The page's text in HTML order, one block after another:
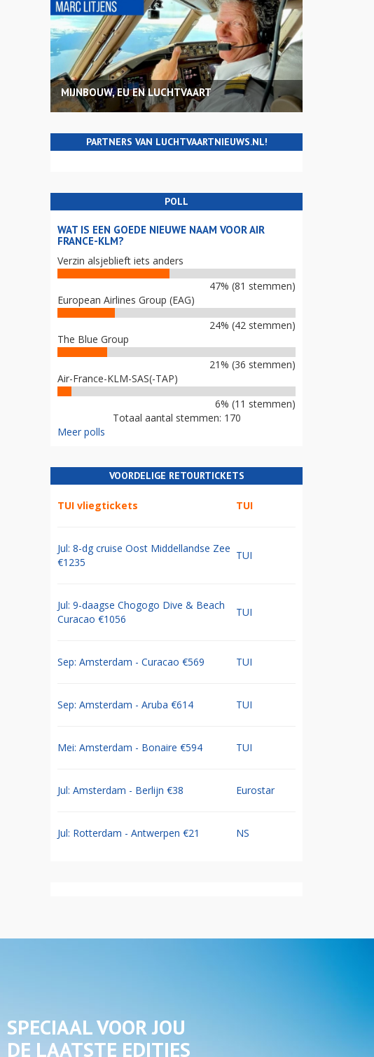
MIJNBOUW, EU EN LUCHTVAART
PARTNERS VAN LUCHTVAARTNIEUWS.NL!
POLL
WAT IS EEN GOEDE NIEUWE NAAM VOOR AIR
FRANCE-KLM?
Verzin alsjeblieft iets anders
47% (81 stemmen)
European Airlines Group (EAG)
24% (42 stemmen)
The Blue Group
21% (36 stemmen)
Air-France-KLM-SAS(-TAP)
6% (11 stemmen)
Totaal aantal stemmen: 170
Meer polls
VOORDELIGE RETOURTICKETS
TUI vliegtickets TUI
Jul: 8-dg cruise Oost Middellandse Zee
€1235
TUI
Jul: 9-daagse Chogogo Dive & Beach
Curacao €1056
TUI
Sep: Amsterdam - Curacao €569 TUI
Sep: Amsterdam - Aruba €614 TUI
Mei: Amsterdam - Bonaire €594 TUI
Jul: Amsterdam - Berlijn €38 Eurostar
Jul: Rotterdam - Antwerpen €21 NS
SPECIAAL VOOR JOU
DE LAATSTE EDITIES